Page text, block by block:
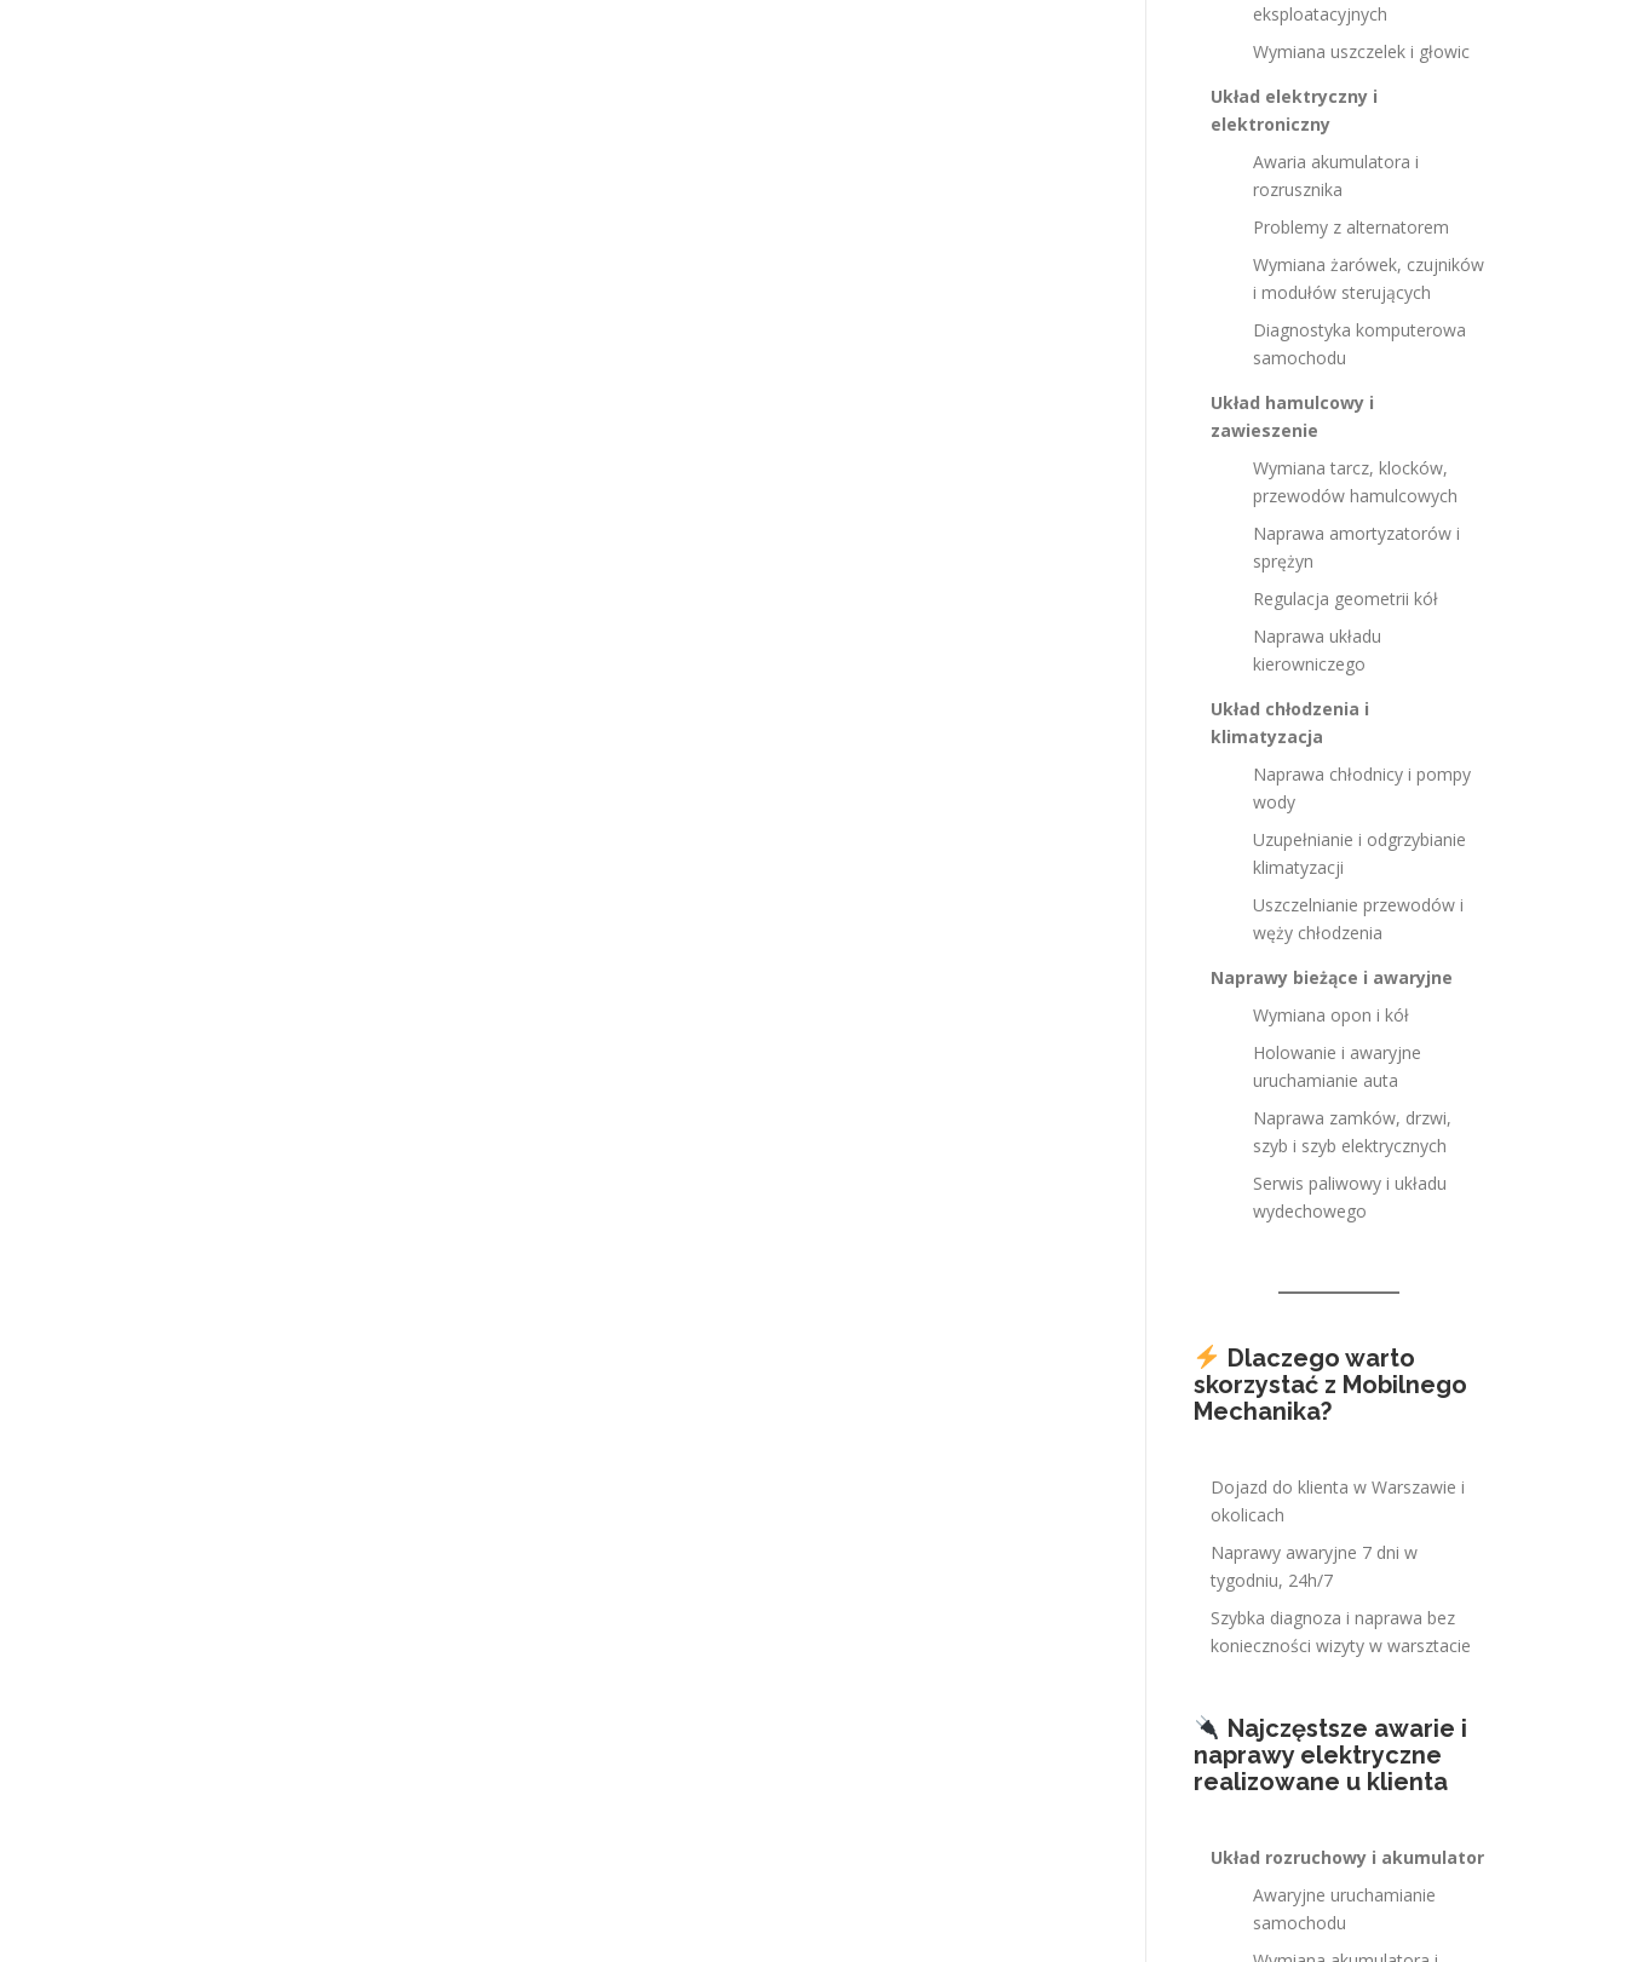
eksploatacyjnych
Wymiana uszczelek i głowic
Układ elektryczny i
elektroniczny
Awaria akumulatora i
rozrusznika
Problemy z alternatorem
Wymiana żarówek, czujników
i modułów sterujących
Diagnostyka komputerowa
samochodu
Układ hamulcowy i
zawieszenie
Wymiana tarcz, klocków,
przewodów hamulcowych
Naprawa amortyzatorów i
sprężyn
Regulacja geometrii kół
Naprawa układu
kierowniczego
Układ chłodzenia i
klimatyzacja
Naprawa chłodnicy i pompy
wody
Uzupełnianie i odgrzybianie
klimatyzacji
Uszczelnianie przewodów i
węży chłodzenia
Naprawy bieżące i awaryjne
Wymiana opon i kół
Holowanie i awaryjne
uruchamianie auta
Naprawa zamków, drzwi,
szyb i szyb elektrycznych
Serwis paliwowy i układu
wydechowego
Dlaczego warto
skorzystać z Mobilnego
Mechanika?
Dojazd do klienta w Warszawie i
okolicach
Naprawy awaryjne 7 dni w
tygodniu, 24h/7
Szybka diagnoza i naprawa bez
konieczności wizyty w warsztacie
Najczęstsze awarie i
naprawy elektryczne
realizowane u klienta
Układ rozruchowy i akumulator
Awaryjne uruchamianie
samochodu